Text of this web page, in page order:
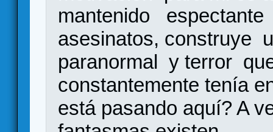
mantenido espectante
asesinatos, construye
paranormal y terror
constantemente tenía
está pasando aquí? A